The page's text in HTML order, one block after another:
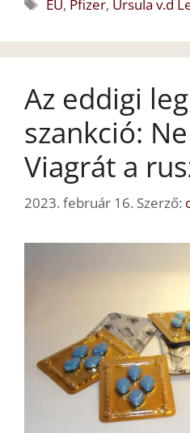
EU, Pfizer, Ursula v.d
Az eddigi
szankció:
Viagrát a
2023. február 16. Szerző: